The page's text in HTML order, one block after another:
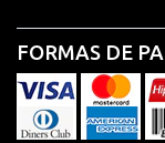
FORMAS DE